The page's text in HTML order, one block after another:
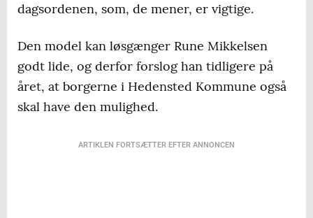
dagsordenen, som, de mener, er vigtige.
Den model kan løsgænger Rune Mikkelsen
godt lide, og derfor forslog han tidligere på
året, at borgerne i Hedensted Kommune også
skal have den mulighed.
ARTIKLEN FORTSÆTTER EFTER ANNONCEN